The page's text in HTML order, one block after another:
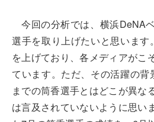
今回の分析では、横浜DeNA
選手を取り上げたいと思いま
を上げており、各メディアがこ
ています。ただ、その活躍の背
までの筒香選手とはどこが異な
は言及されていないように思い